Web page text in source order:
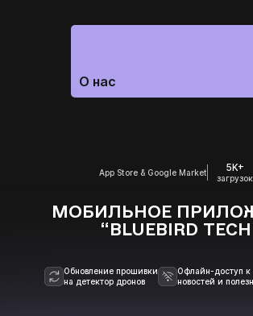
О нас
App Store & Google Market 5K+
загрузок
МОБИЛЬНОЕ
“BLUEBIRD
Обновление прошивки
на детектор дронов
Офлайн-доступ к
новостей и